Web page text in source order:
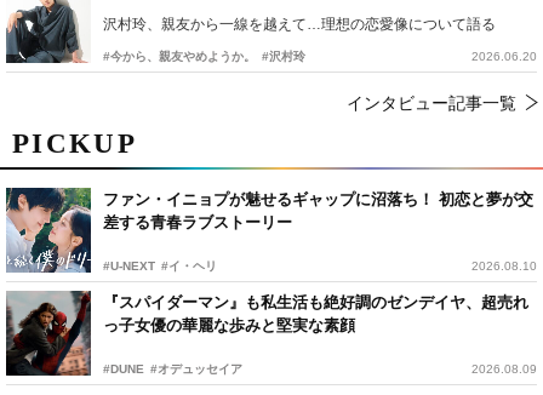
PICKUP
ファン・イニョプが魅せるギャップに沼落ち！ 初恋と夢が交
差する青春ラブストーリー
#U-NEXT #イ・ヘリ 2026.08.10
『スパイダーマン』も私生活も絶好調のゼンデイヤ、超売れ
っ子女優の華麗な歩みと堅実な素顔
#DUNE #オデュッセイア 2026.08.09
沢村玲、親友から一線を越えて…理想の恋愛像について語る
#今から、親友やめようか。 #沢村玲 2026.06.20
インタビュー記事一覧